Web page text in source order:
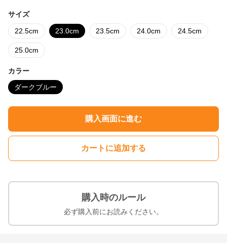
サイズ
22.5cm 23.0cm 23.5cm 24.0cm 24.5cm
25.0cm
カラー
ダークブルー
購入画面に進む
カートに追加する
購入時のルール
必ず購入前にお読みください。